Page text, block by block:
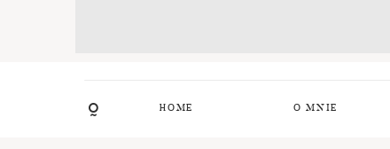
HOME O MNIE